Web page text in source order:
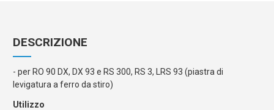
DESCRIZIONE
- per RO 90 DX, DX 93 e RS 300, RS 3, LRS 93 (piastra di
levigatura a ferro da stiro)
Utilizzo